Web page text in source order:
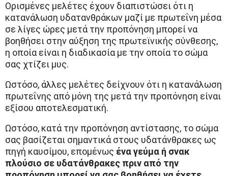
Ορισμένες μελέτες έχουν διαπιστώσει ότι η
κατανάλωση υδατανθράκων μαζί με πρωτεΐνη μέσα
σε λίγες ώρες μετά την προπόνηση μπορεί να
βοηθήσει στην αύξηση της πρωτεϊνικής σύνθεσης,
η οποία είναι η διαδικασία με την οποία το σώμα
σας χτίζει μυς.
Ωστόσο, άλλες μελέτες δείχνουν ότι η κατανάλωση
πρωτεΐνης από μόνη της μετά την προπόνηση είναι
εξίσου αποτελεσματική.
Ωστόσο, κατά την προπόνηση αντίστασης, το σώμα
σας βασίζεται σημαντικά στους υδατάνθρακες ως
πηγή καυσίμου, επομένως ένα γεύμα ή σνακ
πλούσιο σε υδατάνθρακες πριν από την